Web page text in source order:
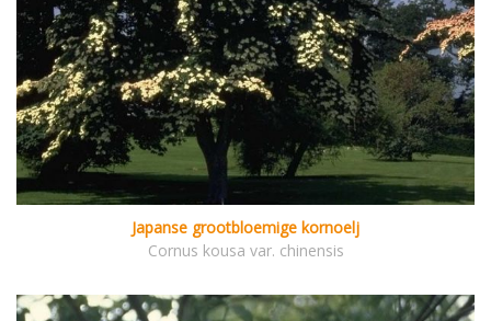
Japanse grootbloemige kornoelj
Cornus kousa var. chinensis